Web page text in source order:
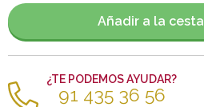
artículos
Añadir a la cesta
¿TE PODEMOS AYUDAR?
91 435 36 56